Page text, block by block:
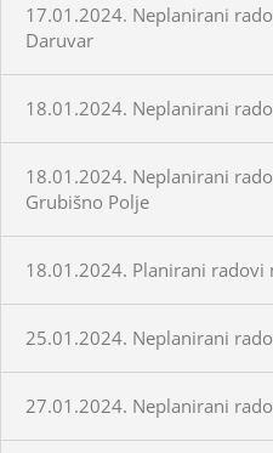
17.01.2024. Neplanirani
Daruvar
18.01.2024. Neplanirani
18.01.2024. Neplanirani
Grubišno Polje
18.01.2024. Planirani radovi
25.01.2024. Neplanirani
27.01.2024. Neplanirani